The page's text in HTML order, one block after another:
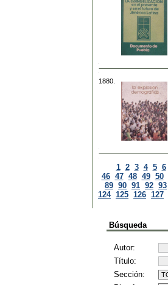
1880.
1 2 3 4 5 6
46 47 48 49 50
89 90 91 92 93
124 125 126 127
Búsqueda
Autor:
Título:
Sección: